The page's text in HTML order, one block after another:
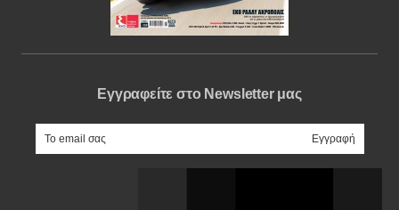
Εγγραφείτε στο Newsletter μας
e-mail